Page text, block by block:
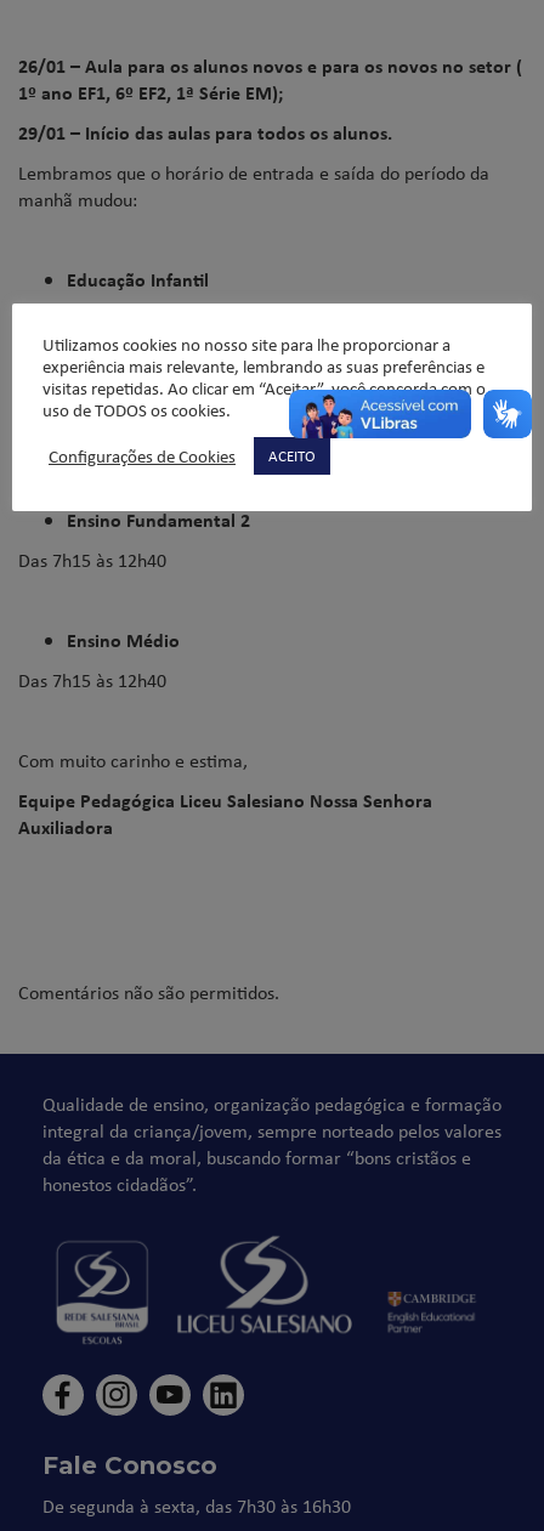
26/01 – Aula para os alunos novos e para os novos no setor (
1º ano EF1, 6º EF2, 1ª Série EM);
29/01 – Início das aulas para todos os alunos.
Lembramos que o horário de entrada e saída do período da
manhã mudou:
Educação Infantil
Ensino Fundamental 1
Ensino Fundamental 2
Das 7h15 às 12h40
Ensino Médio
Das 7h15 às 12h40
Com muito carinho e estima,
Equipe Pedagógica Liceu Salesiano Nossa Senhora
Auxiliadora
Comentários não são permitidos.
Qualidade de ensino, organização pedagógica e formação
integral da criança/jovem, sempre norteado pelos valores
da ética e da moral, buscando formar “bons cristãos e
honestos cidadãos”.
Fale Conosco
De segunda à sexta, das 7h30 às 16h30
Utilizamos cookies no nosso site para lhe proporcionar a
experiência mais relevante, lembrando as suas preferências e
visitas repetidas. Ao clicar em “Aceitar”, você concorda com o
uso de TODOS os cookies.
Configurações de Cookies
ACEITO